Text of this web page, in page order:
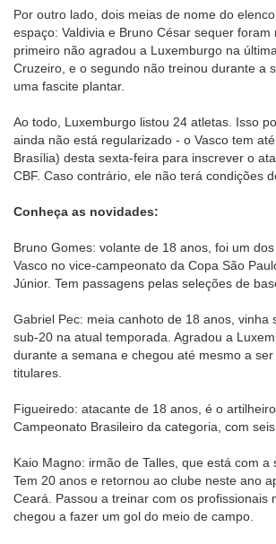
Por outro lado, dois meias de nome do
espaço: Valdivia e Bruno César sequer foram
primeiro não agradou a Luxemburgo na
Cruzeiro, e o segundo não treinou durante a
uma fascite plantar.
Ao todo, Luxemburgo listou 24 atletas. Isso
ainda não está regularizado - o Vasco tem
Brasília) desta sexta-feira para inscrever o
CBF. Caso contrário, ele não terá condições
Conheça as novidades:
Bruno Gomes: volante de 18 anos, foi um
Vasco no vice-campeonato da Copa São
Júnior. Tem passagens pelas seleções de
Gabriel Pec: meia canhoto de 18 anos, vinha
sub-20 na atual temporada. Agradou a
durante a semana e chegou até mesmo a
titulares.
Figueiredo: atacante de 18 anos, é o
Campeonato Brasileiro da categoria, com
Kaio Magno: irmão de Talles, que está com a
Tem 20 anos e retornou ao clube neste ano
Ceará. Passou a treinar com os profissionais
chegou a fazer um gol do meio de campo.